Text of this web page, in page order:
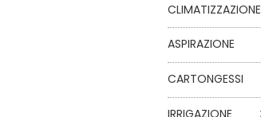
CLIMATIZZAZIONE
ASPIRAZIONE
CARTONGESSI
IRRIGAZIONE